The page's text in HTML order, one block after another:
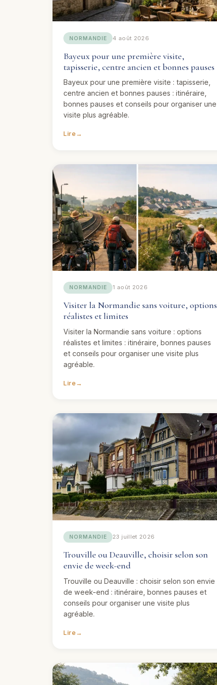
NORMANDIE 4 août 2026
Bayeux pour une première visite,
tapisserie, centre ancien et bonnes pauses
Bayeux pour une première visite : tapisserie,
centre ancien et bonnes pauses : itinéraire,
bonnes pauses et conseils pour organiser une
visite plus agréable.
Lire →
NORMANDIE 1 août 2026
Visiter la Normandie sans voiture, options
réalistes et limites
Visiter la Normandie sans voiture : options
réalistes et limites : itinéraire, bonnes pauses
et conseils pour organiser une visite plus
agréable.
Lire →
NORMANDIE 23 juillet 2026
Trouville ou Deauville, choisir selon son
envie de week-end
Trouville ou Deauville : choisir selon son envie
de week-end : itinéraire, bonnes pauses et
conseils pour organiser une visite plus
agréable.
Lire →